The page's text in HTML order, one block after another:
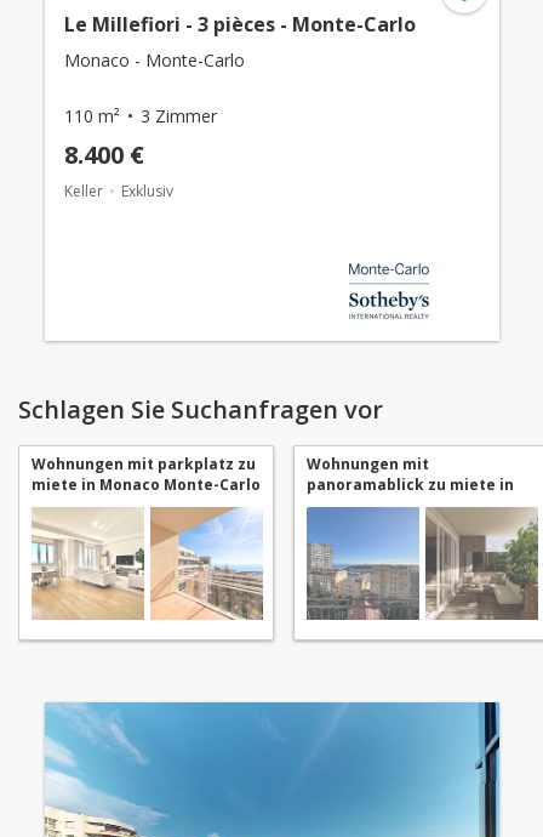
Le Millefiori - 3 pièces - Monte-Carlo
Monaco - Monte-Carlo
110 m² 3 Zimmer
8.400 €
Keller Exklusiv
Schlagen Sie Suchanfragen vor
Wohnungen mit parkplatz zu
miete in Monaco Monte-Carlo
Wohnungen mit
panoramablick zu miete in
Monaco Monte-Carlo